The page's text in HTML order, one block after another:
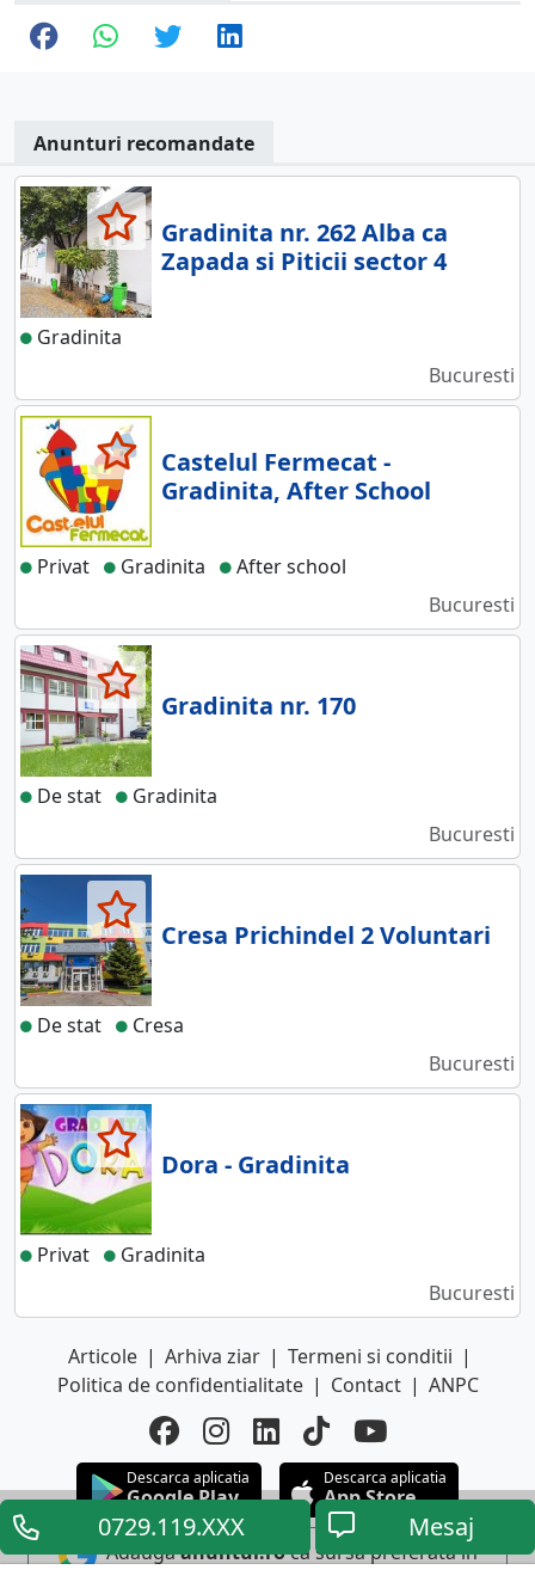
0729.119.XXX Mesaj
Anunturi recomandate
Gradinita nr. 262 Alba ca
Zapada si Piticii sector 4
Gradinita
Bucuresti
Castelul Fermecat -
Gradinita, After School
Privat Gradinita
After school
Bucuresti
Gradinita nr. 170
De stat
Gradinita
Bucuresti
Cresa Prichindel 2 Voluntari
De stat
Cresa
Bucuresti
Dora - Gradinita
Privat
Gradinita
Bucuresti
Articole | Arhiva ziar | Termeni si conditii |
Politica de confidentialitate | Contact | ANPC
Descarca aplicatia
Google Play
Descarca aplicatia
App Store
Adaugaanuntul.roca sursa preferata in